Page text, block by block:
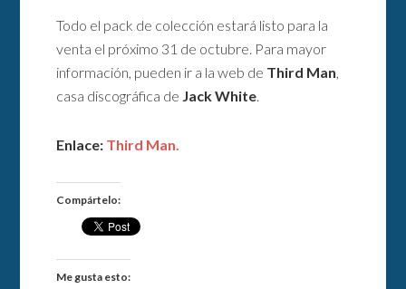
Todo el pack de colección estará listo para la
venta el próximo 31 de octubre. Para mayor
información, pueden ir a la web de Third Man,
casa discográfica de Jack White.
Enlace: Third Man.
Compártelo:
Me gusta esto: